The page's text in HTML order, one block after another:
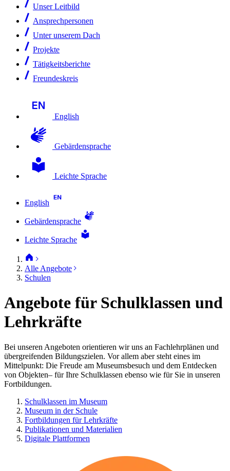
Unser Leitbild
Ansprechpersonen
Unter unserem Dach
Projekte
Tätigkeitsberichte
Freundeskreis
English
Gebärdensprache
Leichte Sprache
English
Gebärdensprache
Leichte Sprache
Alle Angebote
Schulen
Angebote für Schulklassen und
Lehrkräfte
Bei unseren Angeboten orientieren wir uns an Fachlehrplänen und
übergreifenden Bildungszielen. Vor allem aber steht eines im
Mittelpunkt: Die Freude am Museumsbesuch und dem Entdecken
von Objekten– für Ihre Schulklassen ebenso wie für Sie in unseren
Fortbildungen.
Schulklassen im Museum
Museum in der Schule
Fortbildungen für Lehrkräfte
Publikationen und Materialien
Digitale Plattformen